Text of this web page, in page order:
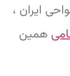
ایران ،
همین